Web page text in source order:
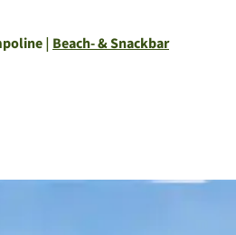
| Beach- & Snackbar